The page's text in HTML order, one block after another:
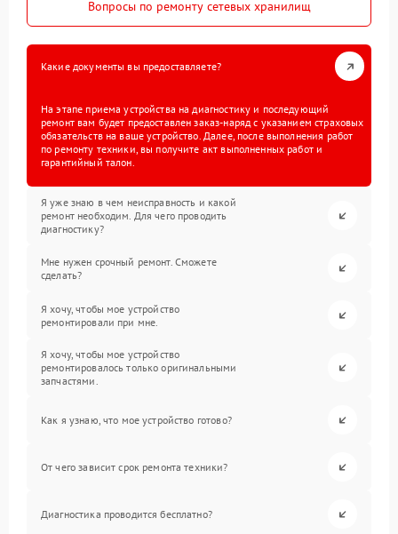
Вопросы по ремонту сетевых хранилищ
Какие документы вы предоставляете?
На этапе приема устройства на диагностику и последующий
ремонт вам будет предоставлен заказ-наряд с указанием страховых
обязательств на ваше устройство. Далее, после выполнения работ
по ремонту техники, вы получите акт выполненных работ и
гарантийный талон.
Я уже знаю в чем неисправность и какой
ремонт необходим. Для чего проводить
диагностику?
Мне нужен срочный ремонт. Сможете
сделать?
Я хочу, чтобы мое устройство
ремонтировали при мне.
Я хочу, чтобы мое устройство
ремонтировалось только оригинальными
запчастями.
Как я узнаю, что мое устройство готово?
От чего зависит срок ремонта техники?
Диагностика проводится бесплатно?